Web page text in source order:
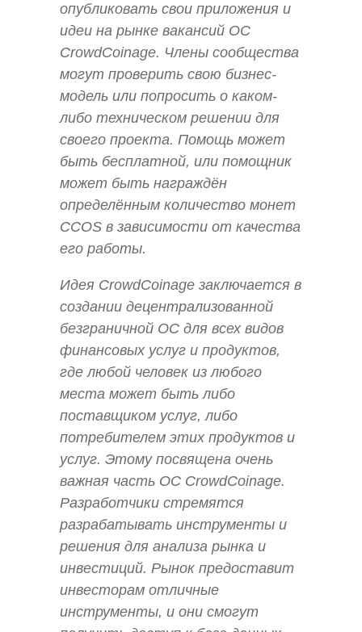
опубликовать свои приложения и
идеи на рынке вакансий ОС
CrowdCoinage. Члены сообщества
могут проверить свою бизнес-
модель или попросить о каком-
либо техническом решении для
своего проекта. Помощь может
быть бесплатной, или помощник
может быть награждён
определённым количество монет
CCOS в зависимости от качества
его работы.
Идея CrowdCoinage заключается в
создании децентрализованной
безграничной ОС для всех видов
финансовых услуг и продуктов,
где любой человек из любого
места может быть либо
поставщиком услуг, либо
потребителем этих продуктов и
услуг. Этому посвящена очень
важная часть ОС CrowdCoinage.
Разработчики стремятся
разрабатывать инструменты и
решения для анализа рынка и
инвестиций. Рынок предоставит
инвесторам отличные
инструменты, и они смогут